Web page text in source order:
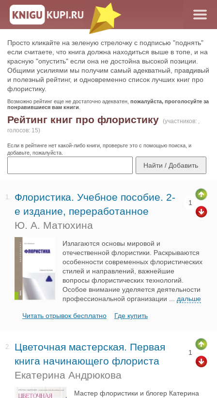
Просто кликайте на зеленую стрелочку с подписью "поднять"
если считаете, что книга должна находиться выше в топе, и на
красную "опустить" если она не достойна высокой позиции.
Общими усилиями мы получим самый адекватный, правдивый
и полезный рейтинг, и одновременно список лучших книг про
флористику.
Возможно рейтинг еще не достаточно адекватен, пожалуйста, проголосуйте за
понравившиеся вам книги
Рейтинг книг про флористику (участников: ,
голосов: 15)
Если в рейтинге нет какой-либо книги, проверьте это с помощью поиска, и
добавьте, пожалуйста.
1.
Флористика. Учебное пособие. 2-
е издание, переработанное
Ю. А. Матюхина
1
Излагаются основы мировой и
отечественной флористики. Раскрываются
особенности современных флористических
стилей и направлений, важнейшие
вопросы флористических технологий.
Особое внимание уделяется деятельности
профессиональной организации
дальше
Читать отрывок бесплатно Где купить
2.
Цветочная мастерская. Первая
книга начинающего флориста
Екатерина Андрюкова
1
Мастер флористики и блогер Катерина